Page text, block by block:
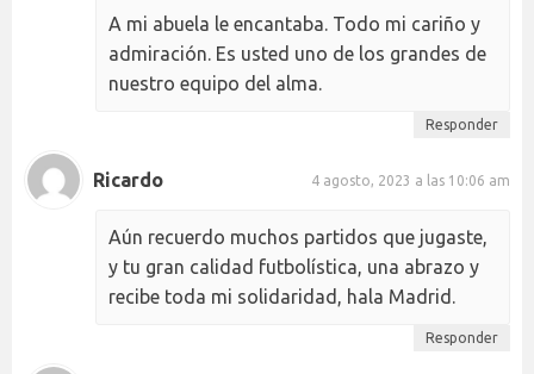
A mi abuela le encantaba. Todo mi cariño y
admiración. Es usted uno de los grandes de
nuestro equipo del alma.
Responder
Ricardo 4 agosto, 2023 a las 10:06 am
Aún recuerdo muchos partidos que jugaste,
y tu gran calidad futbolística, una abrazo y
recibe toda mi solidaridad, hala Madrid.
Responder